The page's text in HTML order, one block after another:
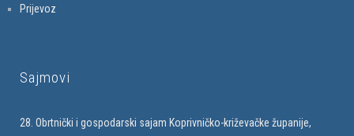
Prijevoz
Sajmovi
28. Obrtnički i gospodarski sajam Koprivničko-križevačke županije,